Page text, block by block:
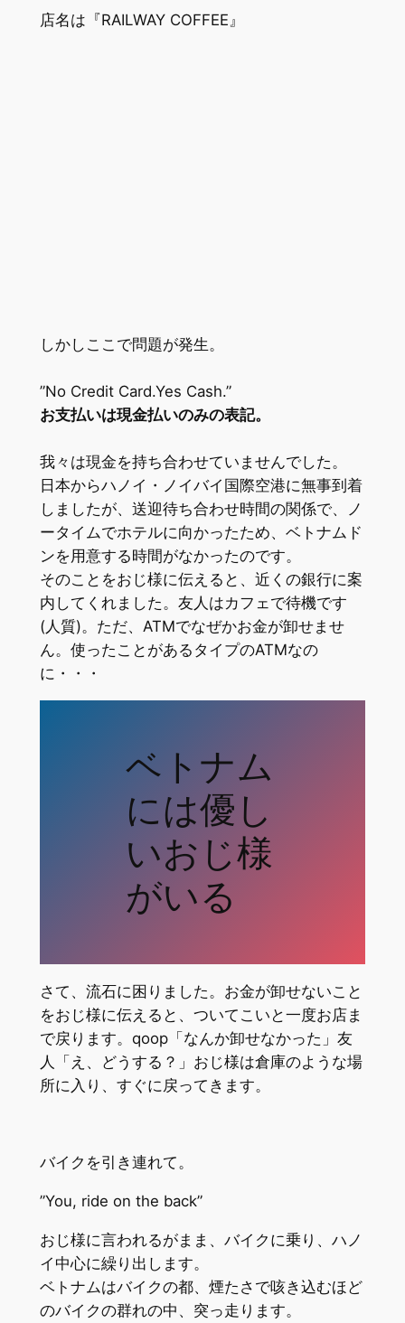
店名は『RAILWAY COFFEE』
しかしここで問題が発生。
”No Credit Card.Yes Cash.”
お支払いは現金払いのみの表記。
我々は現金を持ち合わせていませんでした。
日本からハノイ・ノイバイ国際空港に無事到着
しましたが、送迎待ち合わせ時間の関係で、ノ
ータイムでホテルに向かったため、ベトナムド
ンを用意する時間がなかったのです。
そのことをおじ様に伝えると、近くの銀行に案
内してくれました。友人はカフェで待機です
(人質)。ただ、ATMでなぜかお金が卸せませ
ん。使ったことがあるタイプのATMなの
に・・・
ベトナム
には優し
いおじ様
がいる
さて、流石に困りました。お金が卸せないこと
をおじ様に伝えると、ついてこいと一度お店ま
で戻ります。qoop「なんか卸せなかった」友
人「え、どうする？」おじ様は倉庫のような場
所に入り、すぐに戻ってきます。
バイクを引き連れて。
”You, ride on the back”
おじ様に言われるがまま、バイクに乗り、ハノ
イ中心に繰り出します。
ベトナムはバイクの都、煙たさで咳き込むほど
のバイクの群れの中、突っ走ります。